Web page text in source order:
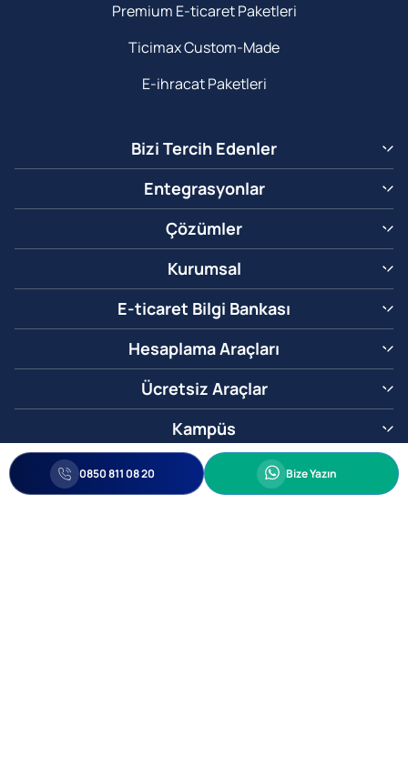
Premium E-ticaret Paketleri
Ticimax Custom-Made
E-ihracat Paketleri
Bizi Tercih Edenler
Entegrasyonlar
Çözümler
Kurumsal
E-ticaret Bilgi Bankası
Hesaplama Araçları
Ücretsiz Araçlar
Kampüs
0850 811 08 20 Whatsapp
Bize Yazın
0850 811 08 20